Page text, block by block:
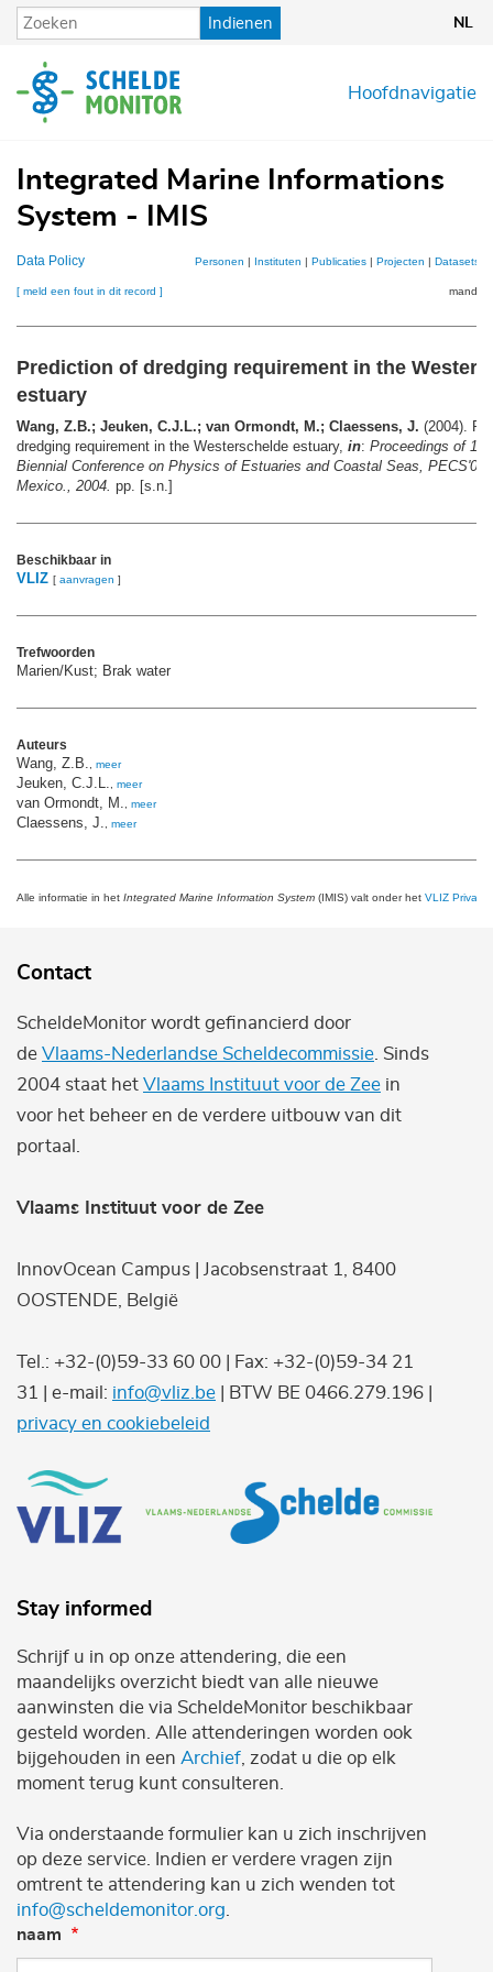
Overslaan
en
de
inhoud
Indienen NL
Hoofdnavigatie
Integrated Marine Informations
System - IMIS
Data Policy Personen | Instituten | Publicaties| Projecten | Datasets
[ meld een fout in dit record ] mandje
Prediction of dredging requirement in the
estuary
Wang, Z.B.; Jeuken, C.J.L.; van Ormondt, M.; Claessens, J. (2004).
dredging requirement in the Westerschelde estuary, in: Proceedings of
Biennial Conference on Physics of Estuaries and Coastal Seas, PECS'04,
Mexico., 2004. pp. [s.n.]
Beschikbaar in
VLIZ [ aanvragen ]
Trefwoorden
Marien/Kust; Brak water
Auteurs
Wang, Z.B. meer
Jeuken, C.J.L. meer
van Ormondt, M. meer
Claessens, J. meer
Alle informatie in het Integrated Marine Information System (IMIS) valt onder het VLIZ Privacy
Contact
ScheldeMonitor wordt gefinancierd door
de Vlaams-Nederlandse Scheldecommissie . Sinds
2004 staat het Vlaams Instituut voor de Zee in
voor het beheer en de verdere uitbouw van dit
portaal.
Vlaams Instituut voor de Zee
InnovOcean Campus | Jacobsenstraat 1, 8400
OOSTENDE, België
Tel.: +32-(0)59-33 60 00 | Fax: +32-(0)59-34 21
31 | e-mail: info@vliz.be | BTW BE 0466.279.196 |
privacy en cookiebeleid
Stay informed
Schrijf u in op onze attendering, die een
maandelijks overzicht biedt van alle nieuwe
aanwinsten die via ScheldeMonitor beschikbaar
gesteld worden. Alle attenderingen worden ook
bijgehouden in een Archief , zodat u die op elk
moment terug kunt consulteren.
Via onderstaande formulier kan u zich inschrijven
op deze service. Indien er verdere vragen zijn
omtrent te attendering kan u zich wenden tot
info@scheldemonitor.org
naam